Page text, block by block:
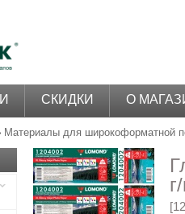
СКИДКИ О
Материалы для широкоформатной